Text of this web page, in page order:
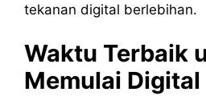
tekanan digital berlebihan.
Waktu Terbaik
Memulai Digital